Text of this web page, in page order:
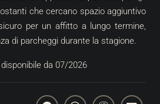
che cercano spazio aggiuntivo
per un affitto a lungo termine,
di parcheggi durante la stagione.
da 07/2026